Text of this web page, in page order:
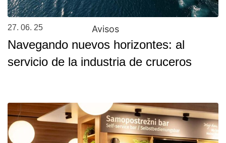
27. 06. 25 Avisos
Navegando nuevos horizontes: al
servicio de la industria de cruceros